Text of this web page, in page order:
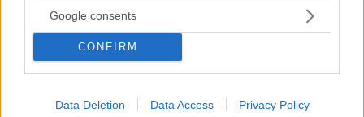
Google consents
CONFIRM
Data Deletion Data Access Privacy Policy
Φοκάτσια με κοτόπουλο, πέστο και ντοματίνια
09.08.2026, 05:00
κατόχους ηλεκτρικών πατινιών: Κράνος και γιλέκο,
09.08.2026, 04:37